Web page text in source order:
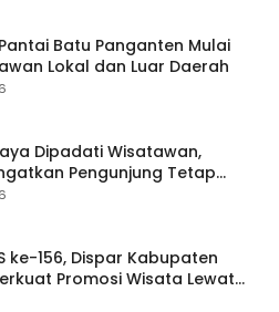
Batu Panganten Mulai
Lokal dan Luar Daerah
Dipadati Wisatawan,
Pengunjung Tetap
ke-156, Dispar Kabupaten
Promosi Wisata Lewat